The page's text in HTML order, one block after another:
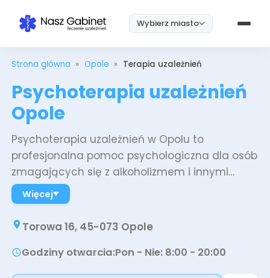
Wybierz miasto
Strona główna » Opole » Terapia uzależnień
Psychoterapia uzależnień
Opole
Psychoterapia uzależnień w Opolu to
profesjonalna pomoc psychologiczna dla osób
zmagających się z alkoholizmem i innymi
nałogami. Podczas terapii pracujemy nad
zrozumieniem mechanizmów uzależnienia,
rozpoznawaniem sytuacji wyzwalających głód
alkoholowy oraz budowaniem nowych,
zdrowych wzorców zachowań. Psychoterapia
Więcej
Torowa 16, 45-073 Opole
Godziny otwarcia:Pon - Nie: 8:00 - 20:00